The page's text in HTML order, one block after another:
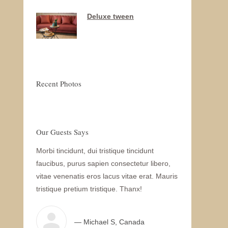
Deluxe tween
Recent Photos
Our Guests Says
Morbi tincidunt, dui tristique tincidunt
faucibus, purus sapien consectetur libero,
vitae venenatis eros lacus vitae erat. Mauris
tristique pretium tristique. Thanx!
— Michael S, Canada